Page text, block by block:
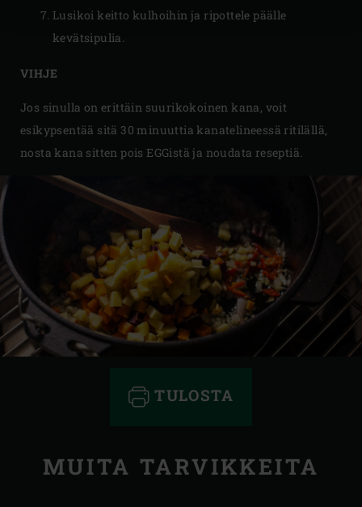
Lusikoi keitto kulhoihin ja ripottele päälle
kevätsipulia.
VIHJE
Jos sinulla on erittäin suurikokoinen kana, voit
esikypsentää sitä 30 minuuttia kanatelineessä ritilällä,
nosta kana sitten pois EGGistä ja noudata reseptiä.
TULOSTA
MUITA TARVIKKEITA